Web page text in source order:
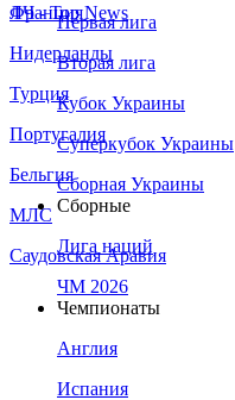
Франция
Нидерланды
Турция
Португалия
Бельгия
МЛС
Саудовская Аравия
ЛЧ - Top News
Первая лига
Вторая лига
Кубок Украины
Суперкубок Украины
Сборная Украины
Сборные
Лига наций
ЧМ 2026
Чемпионаты
Англия
Испания